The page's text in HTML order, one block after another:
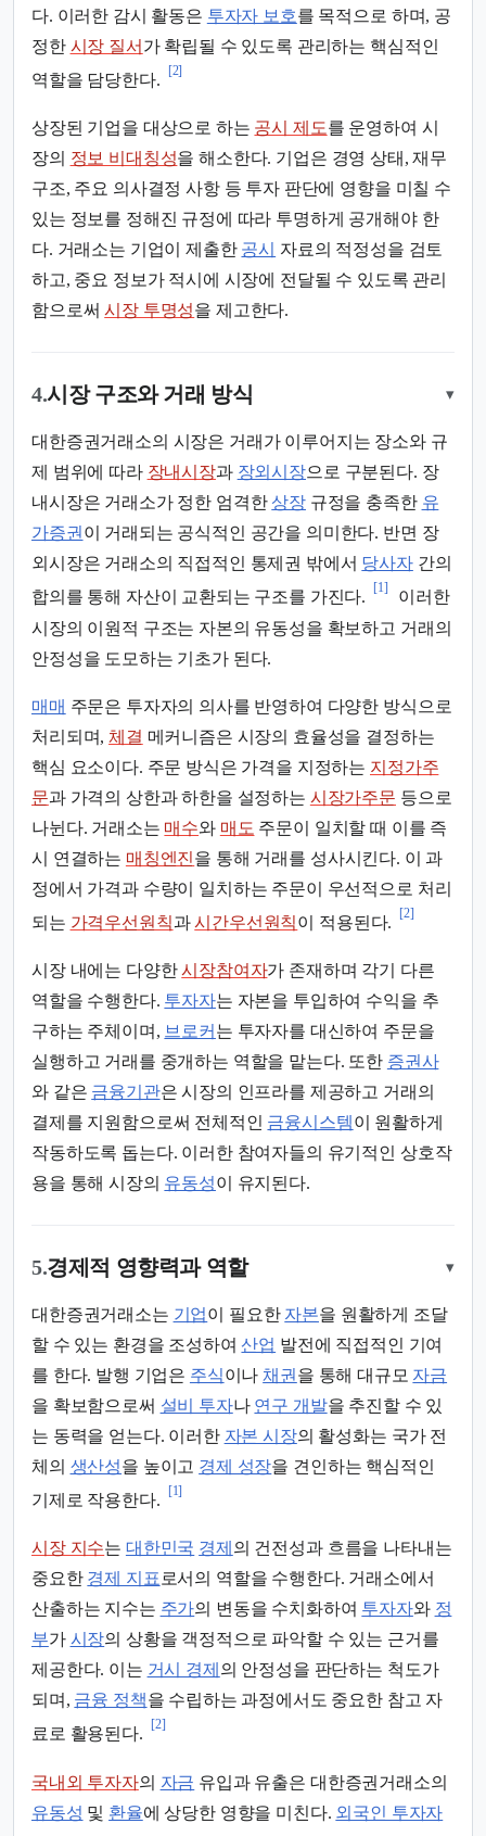
다. 이러한 감시 활동은 투자자 보호를 목적으로 하며, 공
정한 시장 질서 가 확립될 수 있도록 관리하는 핵심적인
역할을 담당한다.
[2]
상장된 기업을 대상으로 하는 공시 제도를 운영하여 시
장의 정보 비대칭성을 해소한다. 기업은 경영 상태, 재무
구조, 주요 의사결정 사항 등 투자 판단에 영향을 미칠 수
있는 정보를 정해진 규정에 따라 투명하게 공개해야 한
다. 거래소는 기업이 제출한 공시
자료의 적정성을 검토
하고, 중요 정보가 적시에 시장에 전달될 수 있도록 관리
함으로써시장 투명성을 제고한다.
4.시장 구조와 거래 방식 ▾
대한증권거래소의 시장은 거래가 이루어지는 장소와 규
제 범위에 따라 장내시장과 장외시장으로 구분된다. 장
내시장은 거래소가 정한 엄격한 상장규정을 충족한 유
가증권이 거래되는 공식적인 공간을 의미한다. 반면 장
외시장은 거래소의 직접적인 통제권 밖에서 당사자간의
합의를 통해 자산이 교환되는 구조를 가진다.
[1]
이러한
시장의 이원적 구조는 자본의 유동성을 확보하고 거래의
안정성을 도모하는 기초가 된다.
매매 주문은 투자자의 의사를 반영하여 다양한 방식으로
처리되며, 체결 메커니즘은 시장의 효율성을 결정하는
핵심 요소이다. 주문 방식은 가격을 지정하는 지정가주
문과 가격의 상한과 하한을 설정하는 시장가주문 등으로
나뉜다. 거래소는 매수와 매도 주문이 일치할 때 이를 즉
시 연결하는 매칭엔진을 통해 거래를 성사시킨다. 이 과
정에서 가격과 수량이 일치하는 주문이 우선적으로 처리
되는 가격우선원칙과시간우선원칙이 적용된다.
[2]
시장 내에는 다양한시장참여자가 존재하며 각기 다른
역할을 수행한다. 투자자는 자본을 투입하여 수익을 추
구하는 주체이며, 브로커 는 투자자를 대신하여 주문을
실행하고 거래를 중개하는 역할을 맡는다. 또한 증권사
와 같은 금융기관은 시장의 인프라를 제공하고 거래의
결제를 지원함으로써 전체적인 금융시스템이 원활하게
작동하도록 돕는다. 이러한 참여자들의 유기적인 상호작
용을 통해 시장의 유동성이 유지된다.
5.경제적 영향력과 역할 ▾
대한증권거래소는 기업이 필요한 자본을 원활하게 조달
할 수 있는 환경을 조성하여산업 발전에 직접적인 기여
를 한다. 발행 기업은 주식이나 채권 을 통해 대규모 자금
을 확보함으로써 설비 투자나 연구 개발을 추진할 수 있
는 동력을 얻는다. 이러한 자본 시장의 활성화는 국가 전
체의 생산성을 높이고 경제 성장을 견인하는 핵심적인
기제로 작용한다.
[1]
시장 지수는 대한민국 경제 의 건전성과 흐름을 나타내는
중요한 경제 지표로서의 역할을 수행한다. 거래소에서
산출하는 지수는 주가의 변동을 수치화하여 투자자와 정
부가 시장의 상황을 객정적으로 파악할 수 있는 근거를
제공한다. 이는 거시 경제 의 안정성을 판단하는 척도가
되며, 금융 정책을 수립하는 과정에서도 중요한 참고 자
료로 활용된다.
[2]
국내외 투자자의 자금 유입과 유출은 대한증권거래소의
유동성 및 환율에 상당한 영향을 미친다. 외국인 투자자